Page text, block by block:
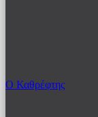
Ο Καθρέφτης